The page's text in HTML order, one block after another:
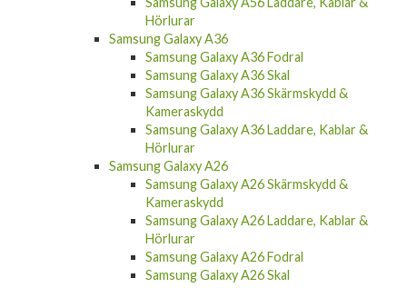
Samsung Galaxy A56 Fodral
Samsung Galaxy A56 Skal
Samsung Galaxy A56 Skärmskydd &
Kameraskydd
Samsung Galaxy A56 Laddare, Kablar &
Hörlurar
Samsung Galaxy A36
Samsung Galaxy A36 Fodral
Samsung Galaxy A36 Skal
Samsung Galaxy A36 Skärmskydd &
Kameraskydd
Samsung Galaxy A36 Laddare, Kablar &
Hörlurar
Samsung Galaxy A26
Samsung Galaxy A26 Skärmskydd &
Kameraskydd